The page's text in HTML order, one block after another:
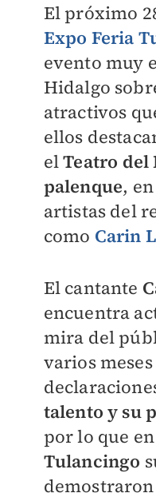
El próximo
Expo Feria
evento muy
Hidalgo
atractivos
ellos
elTeatro del
palenque,
artistas del
como Carin
El cantante
encuentra
mira del
varios
talento y su
por lo que
Tulancingo